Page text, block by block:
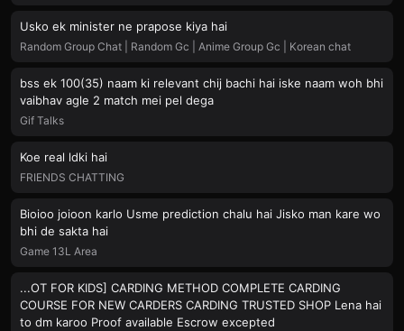
Usko ek minister ne prapose kiya hai
Random Group Chat | Random Gc | Anime Group Gc | Korean chat
bss ek 100(35) naam ki relevant chij bachi hai iske naam woh bhi
vaibhav agle 2 match mei pel dega
Gif Talks
Koe real ldki hai
FRIENDS CHATTING
Bioioo joioon karlo Usme prediction chalu hai Jisko man kare wo
bhi de sakta hai
Game 13L Area
...OT FOR KIDS] CARDING METHOD COMPLETE CARDING
COURSE FOR NEW CARDERS CARDING TRUSTED SHOP Lena hai
to dm karoo Proof available Escrow excepted